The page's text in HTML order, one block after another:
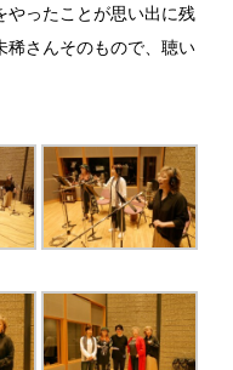
やったことが思い出に残
稀さんそのもので、聴い